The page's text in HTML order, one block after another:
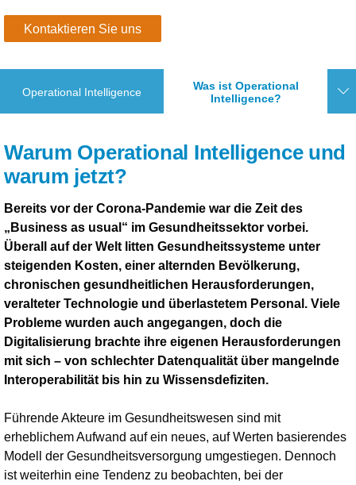
Kontaktieren Sie uns
Operational Intelligence
Was ist Operational
Intelligence?
Warum Operational Intelligence und
warum jetzt?
Bereits vor der Corona-Pandemie war die Zeit des
„Business as usual“ im Gesundheitssektor vorbei.
Überall auf der Welt litten Gesundheitssysteme unter
steigenden Kosten, einer alternden Bevölkerung,
chronischen gesundheitlichen Herausforderungen,
veralteter Technologie und überlastetem Personal. Viele
Probleme wurden auch angegangen, doch die
Digitalisierung brachte ihre eigenen Herausforderungen
mit sich – von schlechter Datenqualität über mangelnde
Interoperabilität bis hin zu Wissensdefiziten.
Führende Akteure im Gesundheitswesen sind mit
erheblichem Aufwand auf ein neues, auf Werten basierendes
Modell der Gesundheitsversorgung umgestiegen. Dennoch
ist weiterhin eine Tendenz zu beobachten, bei der